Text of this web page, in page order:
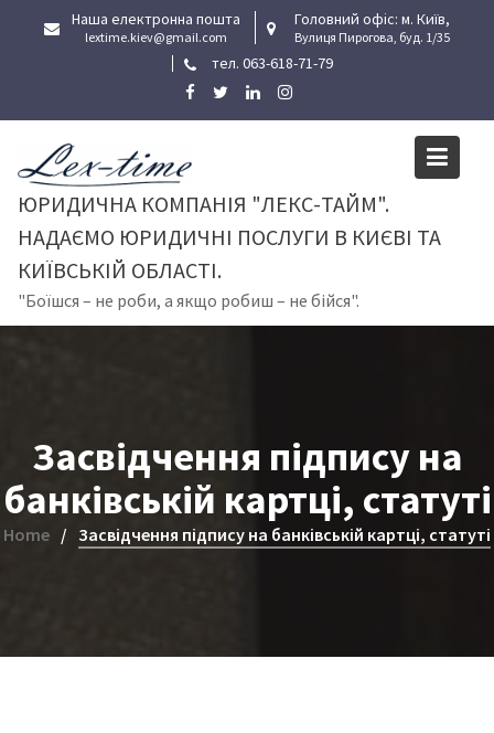
Наша електронна пошта
lextime.kiev@gmail.com
Головний офіс: м. Київ,
Вулиця Пирогова, буд. 1/35
тел. 063-618-71-79
ЮРИДИЧНА КОМПАНІЯ "ЛЕКС-ТАЙМ".
НАДАЄМО ЮРИДИЧНІ ПОСЛУГИ В КИЄВІ ТА
КИЇВСЬКІЙ ОБЛАСТІ.
"Боїшся – не роби, а якщо робиш – не бійся".
Засвідчення підпису на
банківській картці, статуті
Home Засвідчення підпису на банківській картці, статуті